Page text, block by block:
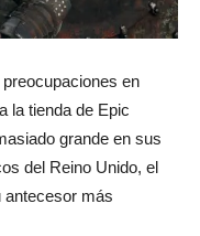
en
la tienda de Epic
grande en sus
del Reino Unido, el
antecesor más